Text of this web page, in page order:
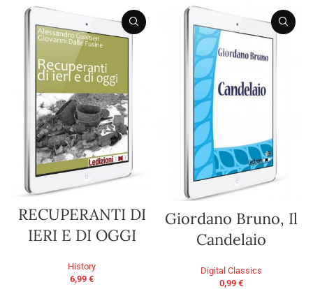
RECUPERANTI DI
IERI E DI OGGI
History
6,99 €
Giordano Bruno, Il
Candelaio
Digital Classics
0,99 €